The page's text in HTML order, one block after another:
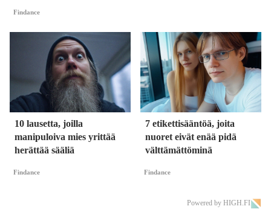
Findance
10 lausetta, joilla
manipuloiva mies yrittää
herättää sääliä
Findance
7 etikettisääntöä, joita
nuoret eivät enää pidä
välttämättöminä
Findance
Powered by HIGH.FI